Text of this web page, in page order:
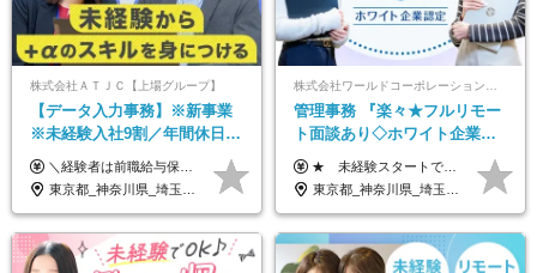
株式会社ＡＴＪＣ【上場グループ】
【データ入力事務】※新事業
※未経験入社9割／年間休日
124日／月 残業13h／土日祝休
み／給与改定年2回
＼経験者は前職給与保証！／ 月給23万円～33万円＋各種手当 ☆給与改定年2回あり！ ※上記金額には固定残業代（31,081円～44,595円／20時間分）を含みます。 ※超過分は別途支給します。 ★試用期間：6ヶ月 未経験の場合、試用期間中は月給21万円（固定残業代12,353円／8時間分）となります。ただし、2026年7月1日以降は給与改定に伴い、試用期間の途中であっても、月給230,000円（固定残業代31,081円／20時間分）を適用します。 ※超過分は別途支給します。
東京都_神奈川県_埼玉県_千葉県
株式会社ワールドコーポレーション 採用事業部【上場グループ】
管理事務 『楽々★フルリモー
ト面談あり◇ホワイト企業認
定受賞◇完全週休2日◇賞与年
2回 /p13
★ 未経験スタートでも月収40万円以上も目指せます！ ★ ★ 試用期間6か月あり／給与・待遇に変更なし ★ ＼パターン①orパターン②で給与形態の選択が可能／ ＜パターン①＞ 月給+交通費+（残業代は全額別途支給） 【首都圏・関東・北信越】 月給30.0万円以上 【関西】 月給27.5万円以上 【中部】 月給26.5万円以上 【東北】 月給24.5万円以上 【北海道】 月給24.0万円以上 【九州・中四国】 月給25.5万円以上 ＜パターン②＞ 月給（固定残業代20H含む）+交通費+賞与年2回+残業代 （※20H場合を超過した場合は全額別途支給） 【首都圏・関東・北信越】 月給25.0万円以上 【関 西・中部】 月給24.5万円以上 【東 北・北海道・九州・中四国】 月給23.5万円以上 ※上記給与には固定残業代（月20H分）を含みます 固定残業代は残業の有無に関わらず支給し、超過分は別途全額支給いたします ①②の給与形態はご本人様と相談の上、最終的に会社が決定いたします （内定時に通知） ■給与改定年1回 ■(※)賞与年2回（昨年度支給実績2回／頑張りを評価） (※)支給条件に規定あり
東京都_神奈川県_埼玉県_千葉県_大阪府_愛知県_北海道_青森県_岩手県_宮城県_秋田県_山形県_福島県_茨城県_栃木県_群馬県_新潟県_山梨県_長野県_富山県_石川県_福井県_静岡県_岐阜県_三重県_兵庫県_京都府_滋賀県_奈良県_和歌山県_広島県_岡山県_鳥取県_島根県_山口県_徳島県_香川県_愛媛県_高知県_福岡県_熊本県_佐賀県_長崎県_大分県_宮崎県_鹿児島県_沖縄県